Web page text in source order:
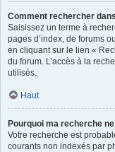
Comment rechercher
Saisissez un terme à
pages d’index, de forums
en cliquant sur le lien «
du forum. L’accès à la
utilisés.
Haut
Pourquoi ma recherche
Votre recherche est
courants non indexés par